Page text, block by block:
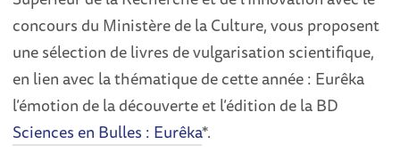
concours du Ministère de la Culture, vous proposent
une sélection de livres de vulgarisation scientifique,
en lien avec la thématique de cette année : Eurêka
l’émotion de la découverte et l’édition de la BD
Sciences en Bulles : Eurêka*.